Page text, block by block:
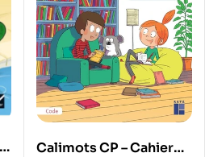
Calimots CP – Cahier